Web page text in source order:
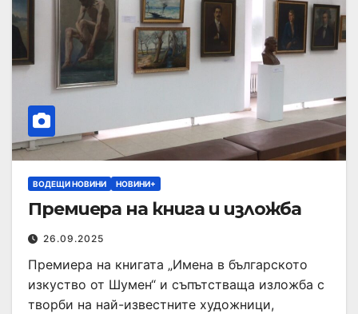
ВОДЕЩИ НОВИНИ НОВИНИ+
Премиера на книга и изложба
26.09.2025
Премиера на книгата „Имена в българското
изкуство от Шумен“ и съпътстваща изложба с
творби на най-известните художници,